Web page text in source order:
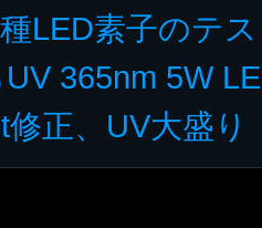
LED素子のテ
365nm 5W
正、UV大盛り